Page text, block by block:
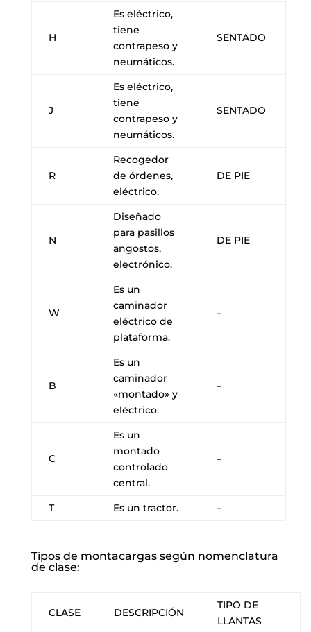
H
Es eléctrico,
tiene
contrapeso y
neumáticos.
SENTADO
J
Es eléctrico,
tiene
contrapeso y
neumáticos.
SENTADO
R
Recogedor
de órdenes,
eléctrico.
DE PIE
N
Diseñado
para pasillos
angostos,
electrónico.
DE PIE
W
Es un
caminador
eléctrico de
plataforma.
–
B
Es un
caminador
«montado» y
eléctrico.
–
C
Es un
montado
controlado
central.
–
T Es un tractor. –
Tipos de montacargas según nomenclatura
de clase:
CLASE DESCRIPCIÓN
TIPO DE
LLANTAS